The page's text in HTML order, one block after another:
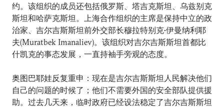
约。该组织的成员还包括俄罗斯、塔吉克斯坦、乌兹别克
斯坦和哈萨克斯坦。上海合作组织的主席是保持中立的政
治家、吉尔吉斯斯坦前外交部长穆拉特别克•伊曼纳利耶
夫(Muratbek Imanaliev)。该组织对吉尔吉斯斯坦首都比
什凯克的事态发展，一直持袖手旁观的态度。
奥图巴耶娃反复重申：现在是吉尔吉斯斯坦人民解决他们
自己的问题的时候了；他们不需要外国的安全部队提供援
助。过去几天来，临时政府已经设法稳定了吉尔吉斯斯坦